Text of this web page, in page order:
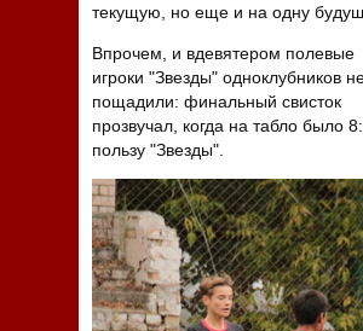
текущую, но еще и на одну
Впрочем, и вдевятером полевые
игроки "Звезды" одноклубников
пощадили: финальный свисток
прозвучал, когда на табло было
пользу "Звезды".